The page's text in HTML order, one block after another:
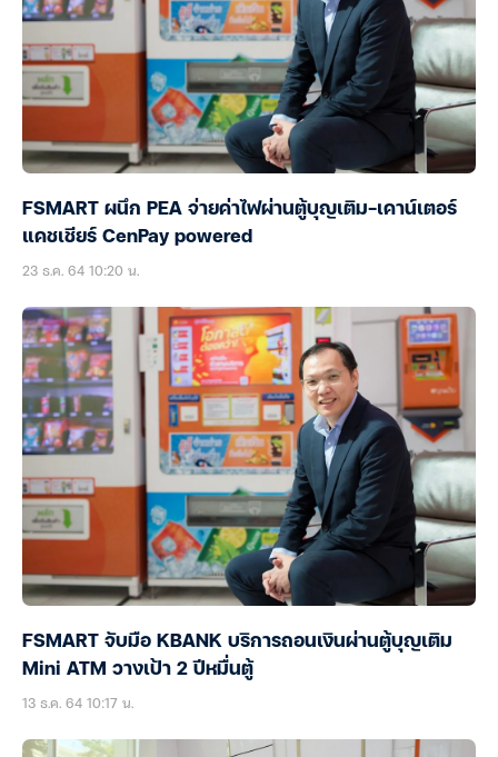
FSMART ผนึก PEA จ่ายค่าไฟผ่านตู้บุญเติม-เคาน์เตอร์
แคชเชียร์ CenPay powered
23 ธ.ค. 64 10:20 น.
FSMART จับมือ KBANK บริการถอนเงินผ่านตู้บุญเติม
Mini ATM วางเป้า 2 ปีหมื่นตู้
13 ธ.ค. 64 10:17 น.